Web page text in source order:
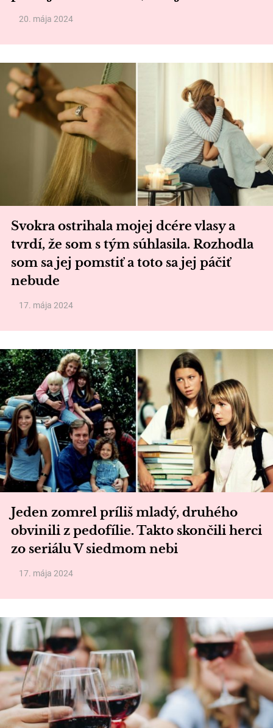
20. mája 2024
Svokra ostrihala mojej dcére vlasy a
tvrdí, že som s tým súhlasila. Rozhodla
som sa jej pomstiť a toto sa jej páčiť
nebude
17. mája 2024
Jeden zomrel príliš mladý, druhého
obvinili z pedofílie. Takto skončili herci
zo seriálu V siedmom nebi
17. mája 2024